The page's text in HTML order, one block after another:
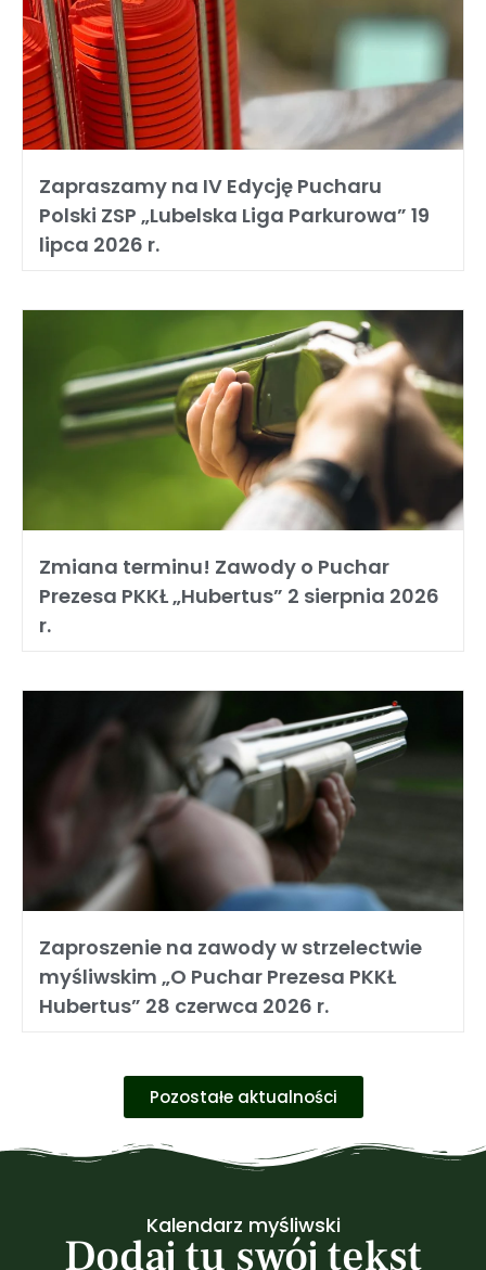
Zapraszamy na IV Edycję Pucharu
Polski ZSP „Lubelska Liga Parkurowa” 19
lipca 2026 r.
Zmiana terminu! Zawody o Puchar
Prezesa PKKŁ „Hubertus” 2 sierpnia 2026
r.
Zaproszenie na zawody w strzelectwie
myśliwskim „O Puchar Prezesa PKKŁ
Hubertus” 28 czerwca 2026 r.
Pozostałe aktualności
Kalendarz myśliwski
Dodaj tu swój tekst